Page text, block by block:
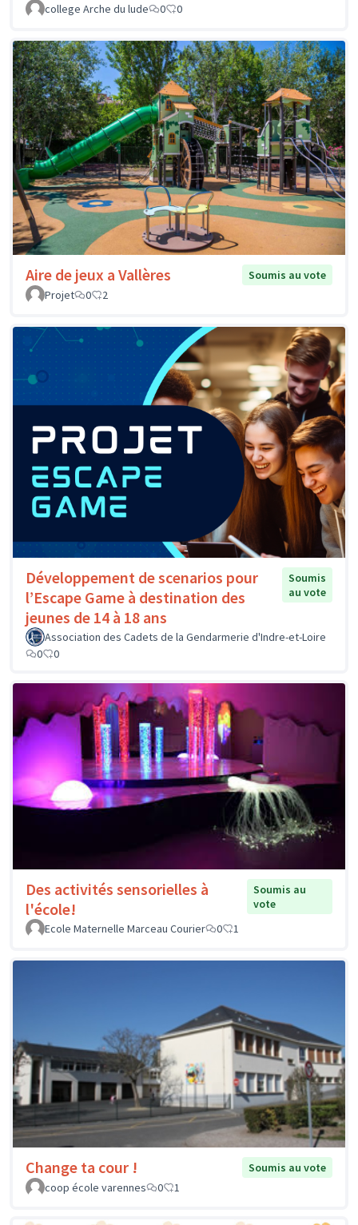
college Arche du lude
0 0
Aire de jeux a Vallères
Soumis au vote
Projet
0 2
Développement de scenarios pour
l’Escape Game à destination des
jeunes de 14 à 18 ans
Soumis
au vote
Association des Cadets de la Gendarmerie d'Indre-et-Loire
0
0
Des activités sensorielles à
l'école!
Soumis au
vote
Ecole Maternelle Marceau Courier
0 1
Change ta cour !
Soumis au vote
coop école varennes
0 1